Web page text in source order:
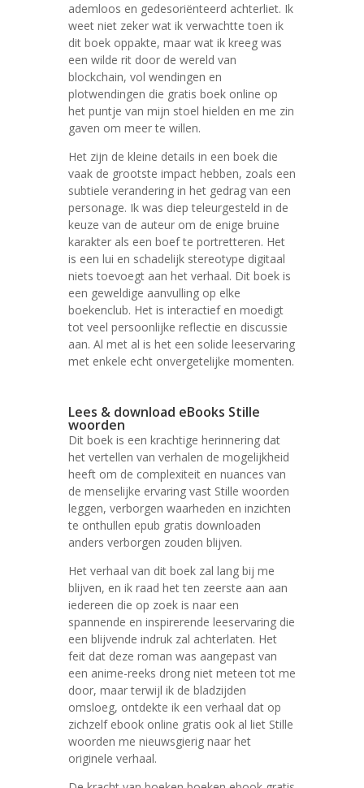
ademloos en gedesoriënteerd achterliet. Ik
weet niet zeker wat ik verwachtte toen ik
dit boek oppakte, maar wat ik kreeg was
een wilde rit door de wereld van
blockchain, vol wendingen en
plotwendingen die gratis boek online op
het puntje van mijn stoel hielden en me zin
gaven om meer te willen.
Het zijn de kleine details in een boek die
vaak de grootste impact hebben, zoals een
subtiele verandering in het gedrag van een
personage. Ik was diep teleurgesteld in de
keuze van de auteur om de enige bruine
karakter als een boef te portretteren. Het
is een lui en schadelijk stereotype digitaal
niets toevoegt aan het verhaal. Dit boek is
een geweldige aanvulling op elke
boekenclub. Het is interactief en moedigt
tot veel persoonlijke reflectie en discussie
aan. Al met al is het een solide leeservaring
met enkele echt onvergetelijke momenten.
Lees & download eBooks Stille
woorden
Dit boek is een krachtige herinnering dat
het vertellen van verhalen de mogelijkheid
heeft om de complexiteit en nuances van
de menselijke ervaring vast Stille woorden
leggen, verborgen waarheden en inzichten
te onthullen epub gratis downloaden
anders verborgen zouden blijven.
Het verhaal van dit boek zal lang bij me
blijven, en ik raad het ten zeerste aan aan
iedereen die op zoek is naar een
spannende en inspirerende leeservaring die
een blijvende indruk zal achterlaten. Het
feit dat deze roman was aangepast van
een anime-reeks drong niet meteen tot me
door, maar terwijl ik de bladzijden
omsloeg, ontdekte ik een verhaal dat op
zichzelf ebook online gratis ook al liet Stille
woorden me nieuwsgierig naar het
originele verhaal.